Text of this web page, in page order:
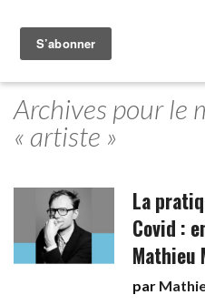
Archives pour le
« artiste »
La
Covid :
Mathieu
par